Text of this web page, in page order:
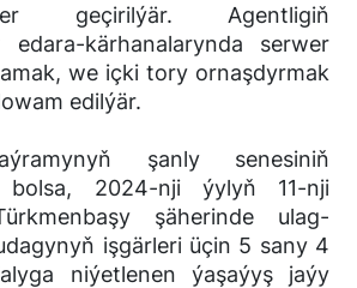
geçirilýär. Agentligiň
edara-kärhanalarynda serwer
we içki tory ornaşdyrmak
edilýär.
şanly senesiniň
bolsa, 2024-nji ýylyň 11-nji
şäherinde ulag-
işgärleri üçin 5 sany 4
niýetlenen ýaşaýyş jaýy